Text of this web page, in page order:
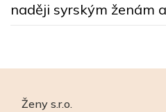
naději syrským ženám
Ženy s.r.o.